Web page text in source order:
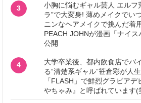
3
小胸に悩むギャル芸人 エルフ
ラ”で大変身! 薄めメイクでい
ニンなヘアメイクで挑んだ着
PEACH JOHNが漫画「ナイ
公開
4
大学卒業後、都内飲食店でバ
る“清楚系ギャル”笹倉彩が人
「FLASH」で鮮烈グラビア
やちゃみ』と呼ばれています(